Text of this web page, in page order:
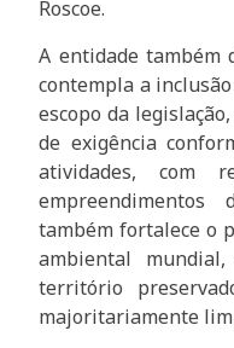
Roscoe.
A entidade também
contempla a
escopo da
de exigência
atividades, com
também fortalece o
ambiental
território
majoritariamente